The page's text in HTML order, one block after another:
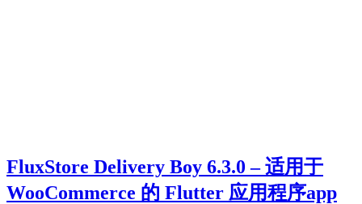
FluxStore Delivery Boy 6.3.0 – 适用于
WooCommerce 的 Flutter 应用程序app